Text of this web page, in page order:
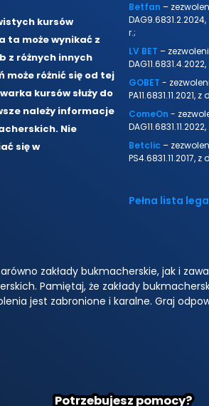
kursów
ta może wynikać z
z różnych innych
różnić się od tej
kursów służy do
należy informacje
Nie
się w
Betfan –
r.;
LV BET –
GOBET -
ComeOn -
Betclic –
PS4.6831.11.2017,
Pełna lista
zakłady bukmacherskie, jak i
Pamiętaj, że zakłady
jest zabronione i karalne. Graj
Potrzebujesz pomocy?